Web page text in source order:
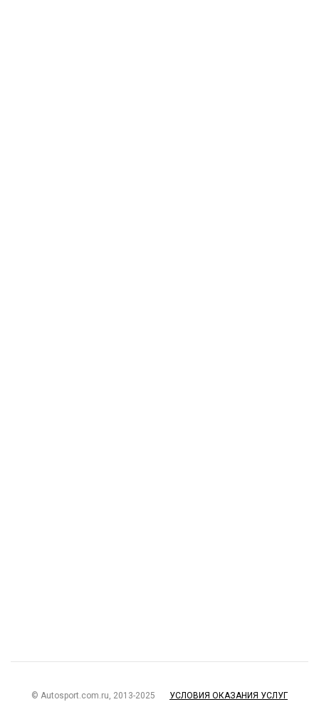
© Autosport.com.ru, 2013-2025 УСЛОВИЯ ОКАЗАНИЯ УСЛУГ